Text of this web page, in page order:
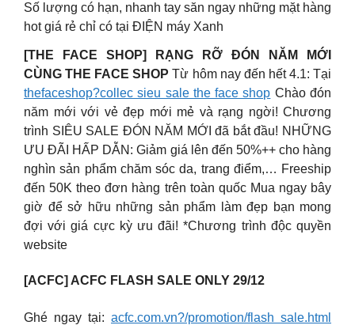
Số lượng có hạn, nhanh tay săn ngay những mặt hàng
hot giá rẻ chỉ có tại ĐIỆN máy Xanh
[THE FACE SHOP] RẠNG RỠ ĐÓN NĂM MỚI
CÙNG THE FACE SHOP Từ hôm nay đến hết 4.1: Tại
thefaceshop?collec sieu sale the face shop Chào đón
năm mới với vẻ đẹp mới mẻ và rạng ngời! Chương
trình SIÊU SALE ĐÓN NĂM MỚI đã bắt đầu! NHỮNG
ƯU ĐÃI HẤP DẪN: Giảm giá lên đến 50%++ cho hàng
nghìn sản phẩm chăm sóc da, trang điểm,… Freeship
đến 50K theo đơn hàng trên toàn quốc Mua ngay bây
giờ để sở hữu những sản phẩm làm đẹp bạn mong
đợi với giá cực kỳ ưu đãi! *Chương trình độc quyền
website
[ACFC] ACFC FLASH SALE ONLY 29/12
Ghé ngay tại: acfc.com.vn?/promotion/flash sale.html